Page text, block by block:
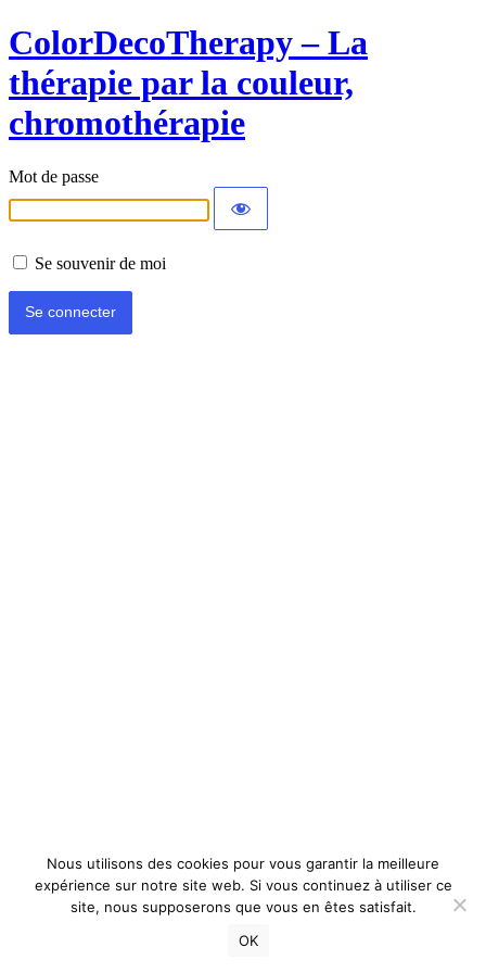
ColorDecoTherapy – La
thérapie par la couleur,
chromothérapie
Mot de passe
Se souvenir de moi
Nous utilisons des cookies pour vous garantir la meilleure
expérience sur notre site web. Si vous continuez à utiliser ce
site, nous supposerons que vous en êtes satisfait.
OK